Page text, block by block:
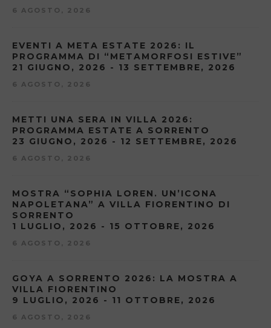
6 AGOSTO, 2026
EVENTI A META ESTATE 2026: IL
PROGRAMMA DI “METAMORFOSI ESTIVE”
21 GIUGNO, 2026 - 13 SETTEMBRE, 2026
6 AGOSTO, 2026
METTI UNA SERA IN VILLA 2026:
PROGRAMMA ESTATE A SORRENTO
23 GIUGNO, 2026 - 12 SETTEMBRE, 2026
6 AGOSTO, 2026
MOSTRA “SOPHIA LOREN. UN’ICONA
NAPOLETANA” A VILLA FIORENTINO DI
SORRENTO
1 LUGLIO, 2026 - 15 OTTOBRE, 2026
6 AGOSTO, 2026
GOYA A SORRENTO 2026: LA MOSTRA A
VILLA FIORENTINO
9 LUGLIO, 2026 - 11 OTTOBRE, 2026
6 AGOSTO, 2026